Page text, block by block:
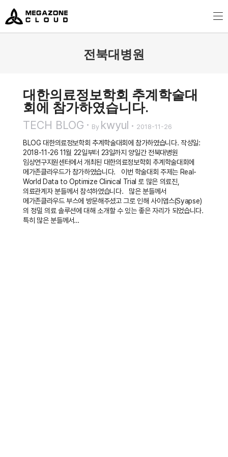
MegazoneCloud
디지털 전문 기업, 메가존클라우드
전북대병원
대한의료정보학회 추계학술대
회에 참가하였습니다.
TECH BLOG By kwyul 2018-11-26
BLOG 대한의료정보학회 추계학술대회에 참가하였습니다. 작성일:
2018-11-26 11월 22일부터 23일까지 양일간 전북대병원
임상연구지원센터에서 개최된 대한의료정보학회 추계학술대회에
메가존클라우드가 참가하였습니다. 이번 학술대회 주제는 Real-
World Data to Optimize Clinical Trial 로 많은 의료진,
의료관계자 분들께서 참석하였습니다. 많은 분들께서
메가존클라우드 부스에 방문해주셨고 그로 인해 사이앱스(Syapse)
의 정밀 의료 솔루션에 대해 소개할 수 있는 좋은 자리가 되었습니다.
특히 많은 분들께서…